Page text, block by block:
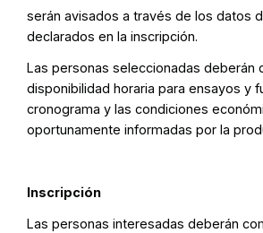
serán avisados a través de los datos
declarados en la inscripción.
Las personas seleccionadas deberán
disponibilidad horaria para ensayos y
cronograma y las condiciones
oportunamente informadas por la
Inscripción
Las personas interesadas deberán